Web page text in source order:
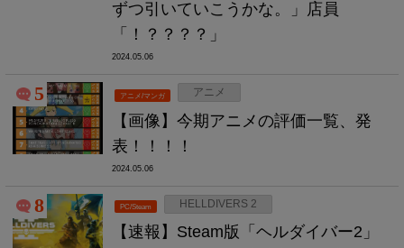
ずつ引いていこうかな。」店員
「！？？？？」
2024.05.06
アニメ/マンガ アニメ
【画像】今期アニメの評価一覧、発
表！！！！
2024.05.06
5
PC/Steam HELLDIVERS 2
【速報】Steam版「ヘルダイバー2」
8